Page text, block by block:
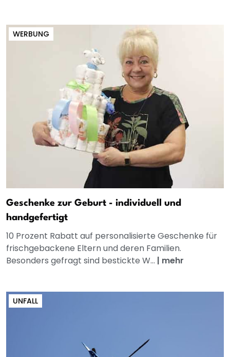
WERBUNG
Geschenke zur Geburt - individuell und
handgefertigt
10 Prozent Rabatt auf personalisierte Geschenke für
frischgebackene Eltern und deren Familien.
Besonders gefragt sind bestickte W... | mehr
UNFALL